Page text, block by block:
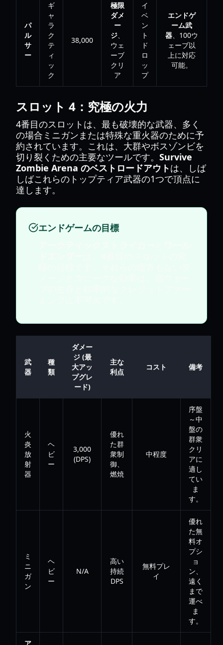
パ
ル
サ
ー
ギ
ャ
ラ
ク
テ
ィ
ッ
ク
38,000
極限
ダメ
ー
ジ、
ウェ
ーブ
クリ
ア
イ
ベ
ン
ト
ド
ロ
ッ
プ
エンドゲ
ーム武
器、100ウ
ェーブ以
上に対応
可能。
スロット 4：究極の火力
4番目のスロットは、最も破壊的な武器、多く
の場合ミニガンまたは特殊な重火器のために予
約されています。これは、大群やボスゾンビを
切り裂くための主要なツールです。 Survive
Zombie Arena のベストロードアウトは、しば
しばこれらのトップティア武器の1つで頂点に
達します。
エンドゲームの目標
武
器
種
類
ダメー
ジ (最
大アッ
プグレ
ード)
主な
利点
コスト 備考
火
炎
放
射
器
ヘ
ビ
ー
3,000
(DPS)
優れ
た群
衆制
御、
燃焼
中程度
序盤
～中
盤の
群衆
クリ
アに
適し
てい
ま
す。
ミ
ニ
ガ
ン
ヘ
ビ
ー
N/A
高い
持続
DPS
無料プレ
イ
優れ
た無
料オ
プシ
ョ
ン、
遠く
まで
運べ
ま
す。